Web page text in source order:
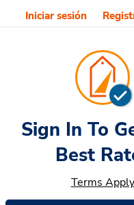
Iniciar sesión
Sign In To
Best
Terms Apply